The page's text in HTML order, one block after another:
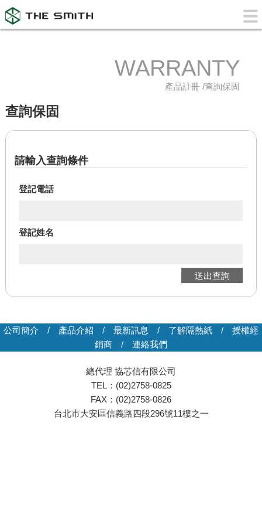
WARRANTY
產品註冊 /查詢保固
查詢保固
請輸入查詢條件
登記電話
登記姓名
送出查詢
公司簡介 / 產品介紹 / 最新訊息 / 了解隔熱紙 /
授權經
銷商
/ 連絡我們
總代理 協芯信有限公司
TEL：(02)2758-0825
FAX：(02)2758-0826
台北市大安區信義路四段296號11樓之一